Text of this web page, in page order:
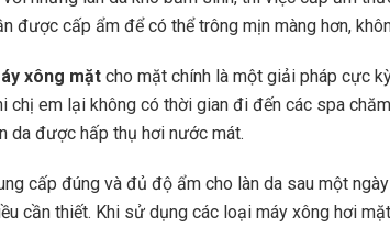
được cấp ẩm để có thể trông mịn màng hơn,
xông mặt cho mặt chính là một giải pháp cực
chị em lại không có thời gian đi đến các spa
da được hấp thụ hơi nước mát.
cấp đúng và đủ độ ẩm cho làn da sau một
cần thiết. Khi sử dụng các loại máy xông hơi